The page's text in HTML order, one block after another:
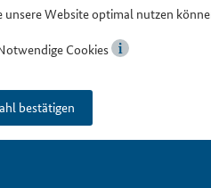
unsere Website optimal nutzen
Cookies
bestätigen